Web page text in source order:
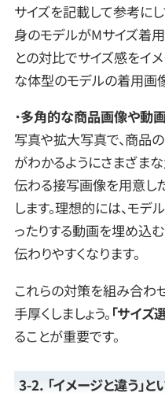
サイズを記載して参考にし
身のモデルがMサイズ着
との対比でサイズ感をイメ
な体型のモデルの着用画
・多角的な商品画像や動
写真や拡大写真で、商品
がわかるようにさまざま
伝わる接写画像を用意し
します。理想的には、モ
ったりする動画を埋め込
伝わりやすくなります。
これらの対策を組み合わ
手厚くしましょう。 「サイズ
ることが重要です。
3-2. 「イメージと違う」